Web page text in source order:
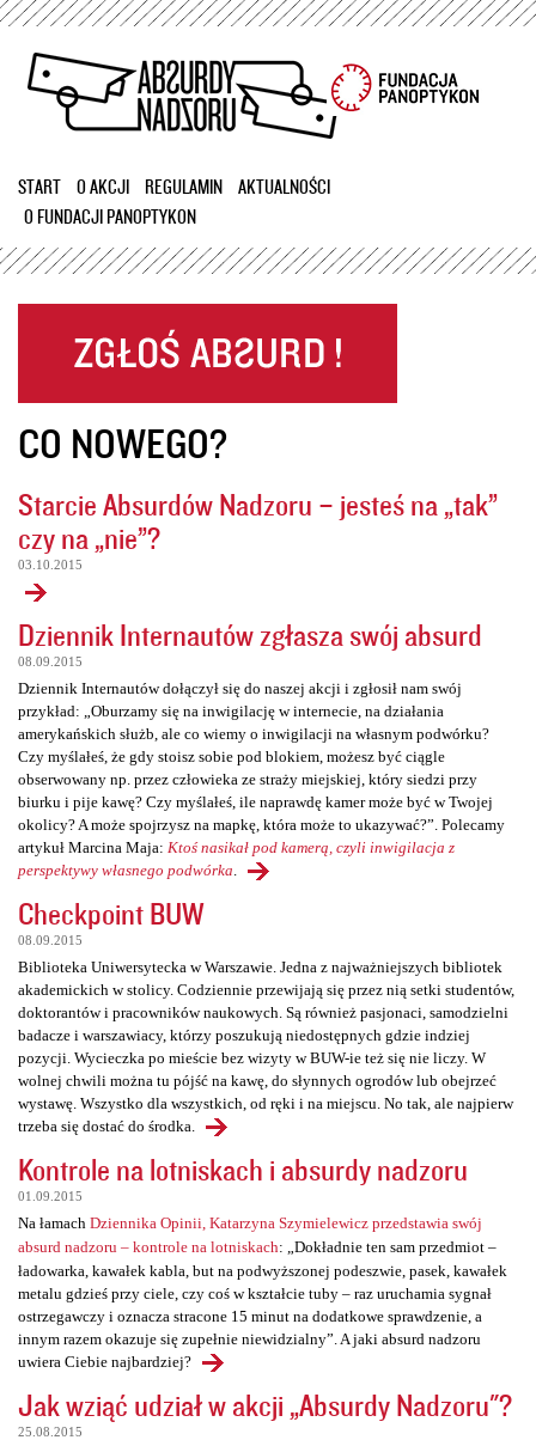
Przejdź
treści
START O AKCJI REGULAMIN
AKTUALNOŚCI
O FUNDACJI PANOPTYKON
CO NOWEGO?
Starcie Absurdów Nadzoru – jesteś na „tak”
czy na „nie”?
03.10.2015
Dziennik Internautów zgłasza swój absurd
08.09.2015
Dziennik Internautów dołączył się do naszej akcji i zgłosił nam swój
przykład: „Oburzamy się na inwigilację w internecie, na działania
amerykańskich służb, ale co wiemy o inwigilacji na własnym podwórku?
Czy myślałeś, że gdy stoisz sobie pod blokiem, możesz być ciągle
obserwowany np. przez człowieka ze straży miejskiej, który siedzi przy
biurku i pije kawę? Czy myślałeś, ile naprawdę kamer może być w Twojej
okolicy? A może spojrzysz na mapkę, która może to ukazywać?”. Polecamy
artykuł Marcina Maja: Ktoś nasikał pod kamerą, czyli inwigilacja z
perspektywy własnego podwórka
Checkpoint BUW
08.09.2015
Biblioteka Uniwersytecka w Warszawie. Jedna z najważniejszych bibliotek
akademickich w stolicy. Codziennie przewijają się przez nią setki studentów,
doktorantów i pracowników naukowych. Są również pasjonaci, samodzielni
badacze i warszawiacy, którzy poszukują niedostępnych gdzie indziej
pozycji. Wycieczka po mieście bez wizyty w BUW-ie też się nie liczy. W
wolnej chwili można tu pójść na kawę, do słynnych ogrodów lub obejrzeć
wystawę. Wszystko dla wszystkich, od ręki i na miejscu. No tak, ale najpierw
trzeba się dostać do środka.
Kontrole na lotniskach i absurdy nadzoru
01.09.2015
Na łamach Dziennika Opinii, Katarzyna Szymielewicz przedstawia swój
absurd nadzoru – kontrole na lotniskach: „Dokładnie ten sam przedmiot –
ładowarka, kawałek kabla, but na podwyższonej podeszwie, pasek, kawałek
metalu gdzieś przy ciele, czy coś w kształcie tuby – raz uruchamia sygnał
ostrzegawczy i oznacza stracone 15 minut na dodatkowe sprawdzenie, a
innym razem okazuje się zupełnie niewidzialny”. A jaki absurd nadzoru
uwiera Ciebie najbardziej?
Jak wziąć udział w akcji „Absurdy Nadzoru"?
25.08.2015